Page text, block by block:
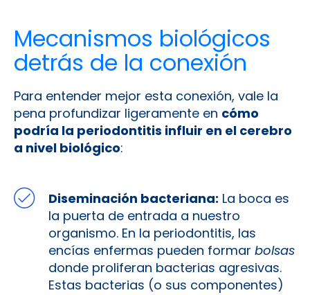
Mecanismos biológicos
detrás de la conexión
Para entender mejor esta conexión, vale la
pena profundizar ligeramente en cómo
podría la periodontitis influir en el cerebro
a nivel biológico:
Diseminación bacteriana: La boca es
la puerta de entrada a nuestro
organismo. En la periodontitis, las
encías enfermas pueden formar bolsas
donde proliferan bacterias agresivas.
Estas bacterias (o sus componentes)